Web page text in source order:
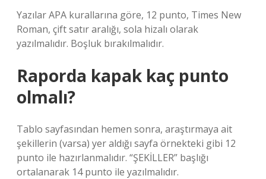
Yazılar APA kurallarına göre, 12 punto, Times New
Roman, çift satır aralığı, sola hizalı olarak
yazılmalıdır. Boşluk bırakılmalıdır.
Raporda kapak kaç punto
olmalı?
Tablo sayfasından hemen sonra, araştırmaya ait
şekillerin (varsa) yer aldığı sayfa örnekteki gibi 12
punto ile hazırlanmalıdır. “ŞEKİLLER” başlığı
ortalanarak 14 punto ile yazılmalıdır.